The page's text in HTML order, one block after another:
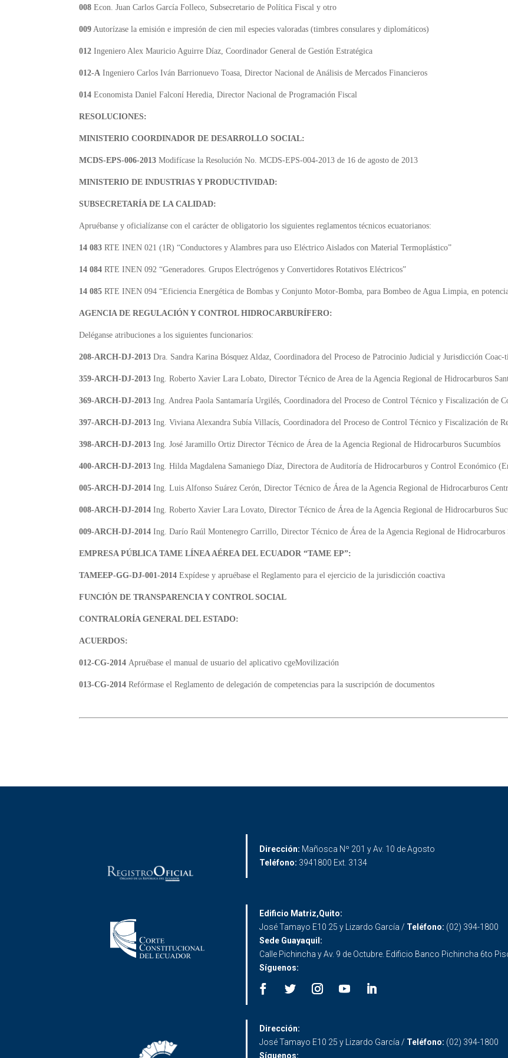
008 Econ. Juan Carlos García Folleco, Subsecretario de Política Fiscal y otro
009 Autorízase la emisión e impresión de cien mil especies valoradas (timbres consulares y diplomáticos)
012Ingeniero Alex Mauricio Aguirre Díaz, Coordinador General de Gestión Estratégica
012-A Ingeniero Carlos Iván Barrionuevo Toasa, Director Nacional de Análisis de Mercados Financieros
014 Economista Daniel Falconí Heredia, Director Nacional de Programación Fiscal
RESOLUCIONES:
MINISTERIO COORDINADOR DE DESARROLLO SOCIAL:
MCDS-EPS-006-2013Modifícase la Resolución No. MCDS-EPS-004-2013 de 16 de agosto de 2013
MINISTERIO DE INDUSTRIAS Y PRODUCTIVIDAD:
SUBSECRETARÍA DE LA CALIDAD:
Apruébanse y oficialízanse con el carácter de obligatorio los siguientes reglamentos técnicos ecuatorianos:
14 083RTE INEN 021 (1R) “Conductores y Alambres para uso Eléctrico Aislados con Material Termoplástico”
14 084RTE INEN 092 “Generadores. Grupos Electrógenos y Convertidores Rotativos Eléctricos”
14 085RTE INEN 094 “Eficiencia Energética de Bombas y Conjunto Motor-Bomba, para Bombeo de Agua Limpia, en
AGENCIA DE REGULACIÓN Y CONTROL HIDROCARBURÍFERO:
Deléganse atribuciones a los siguientes funcionarios:
208-ARCH-DJ-2013Dra. Sandra Karina Bósquez Aldaz, Coordinadora del Proceso de Patrocinio Judicial y Jurisdicción Coac-
359-ARCH-DJ-2013Ing. Roberto Xavier Lara Lobato, Director Técnico de Area de la Agencia Regional de Hidrocarburos
369-ARCH-DJ-2013Ing. Andrea Paola Santamaría Urgilés, Coordinadora del Proceso de Control Técnico y Fiscalización de
397-ARCH-DJ-2013Ing. Viviana Alexandra Subía Villacís, Coordinadora del Proceso de Control Técnico y Fiscalización de
398-ARCH-DJ-2013Ing. José Jaramillo Ortiz Director Técnico de Área de la Agencia Regional de Hidrocarburos Sucumbíos
400-ARCH-DJ-2013Ing. Hilda Magdalena Samaniego Díaz, Directora de Auditoría de Hidrocarburos y Control Económico
005-ARCH-DJ-2014Ing. Luis Alfonso Suárez Cerón, Director Técnico de Área de la Agencia Regional de Hidrocarburos
008-ARCH-DJ-2014 Ing. Roberto Xavier Lara Lovato, Director Técnico de Área de la Agencia Regional de Hidrocarburos
009-ARCH-DJ-2014Ing. Darío Raúl Montenegro Carrillo, Director Técnico de Área de la Agencia Regional de Hidrocarburos
EMPRESA PÚBLICA TAME LÍNEA AÉREA DEL ECUADOR “TAME EP”:
TAMEEP-GG-DJ-001-2014Expídese y apruébase el Reglamento para el ejercicio de la jurisdicción coactiva
FUNCIÓN DE TRANSPARENCIA Y CONTROL SOCIAL
CONTRALORÍA GENERAL DEL ESTADO:
ACUERDOS:
012-CG-2014Apruébase el manual de usuario del aplicativo cgeMovilización
013-CG-2014Refórmase el Reglamento de delegación de competencias para la suscripción de documentos
Dirección: Mañosca Nº 201 y Av. 10 de Agosto
Teléfono: 3941800 Ext. 3134
Edificio Matriz,Quito:
José Tamayo E10 25 y Lizardo García / Teléfono: (02) 394-1800
Sede Guayaquil:
Calle Pichincha y Av. 9 de Octubre. Edificio Banco Pichincha 6to
Síguenos:
Dirección:
José Tamayo E10 25 y Lizardo García / Teléfono: (02) 394-1800
Síguenos: